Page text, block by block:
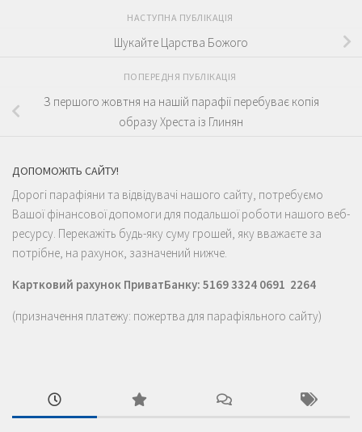
НАСТУПНА ПУБЛІКАЦІЯ
Шукайте Царства Божого
ПОПЕРЕДНЯ ПУБЛІКАЦІЯ
З першого жовтня на нашій парафії перебуває копія
образу Хреста із Глинян
ДОПОМОЖІТЬ САЙТУ!
Дорогі парафіяни та відвідувачі нашого сайту, потребуємо
Вашої фінансової допомоги для подальшої роботи нашого веб-
ресурсу. Перекажіть будь-яку суму грошей, яку вважаєте за
потрібне, на рахунок, зазначений нижче.
Картковий рахунок ПриватБанку: 5169 3324 0691 2264
(призначення платежу: пожертва для парафіяльного сайту)